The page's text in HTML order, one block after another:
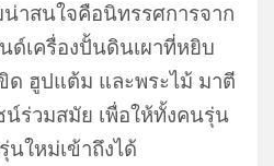
าสนใจคือนิทรรศการจาก
นด์เครื่องปั้นดินเผาที่หยิบ
ด ฮูปแต้ม และพระไม้ มาตี
ร่วมสมัย เพื่อให้ทั้งคนรุ่น
ใหม่เข้าถึงได้